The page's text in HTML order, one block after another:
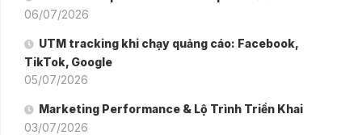
06/07/2026
UTM tracking khi chạy quảng cáo: Facebook,
TikTok, Google
05/07/2026
Marketing Performance & Lộ Trình Triển Khai
03/07/2026